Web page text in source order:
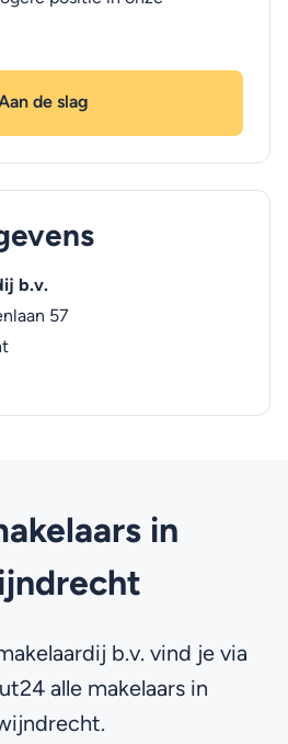
de slag
b.v.
57
in
b.v. vind je via
alle makelaars in